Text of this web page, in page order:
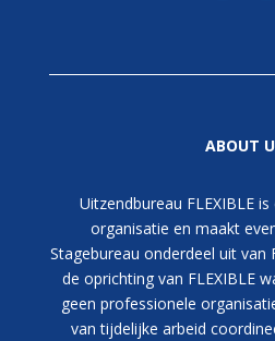
ABOUT
Uitzendbureau FLEXIBLE
organisatie en maakt
Stagebureau onderdeel uit van
de oprichting van FLEXIBLE
geen professionele
van tijdelijke arbeid